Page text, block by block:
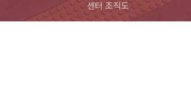
센터 조직도